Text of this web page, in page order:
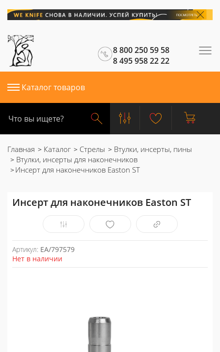
8 800 250 59 58
8 495 958 22 22
Каталог товаров
Главная Каталог Стрелы
Втулки, инсерты, пины
Втулки, инсерты для наконечников
Инсерт для наконечников Easton ST
Инсерт для наконечников Easton ST
Артикул: EA/797579
Нет в наличии